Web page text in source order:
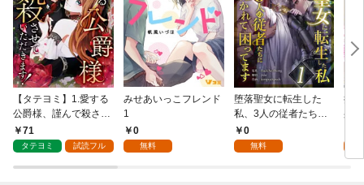
【タテヨミ】1.愛する
公爵様、謹んで殺させ
ていただきます！
71
タテヨミ 試読フル
みせあいっこフレンド
1
0
無料
堕落聖女に転生した
私、3人の従者たちに
抱かれて困ってます 第
1話
0
無料
授
身